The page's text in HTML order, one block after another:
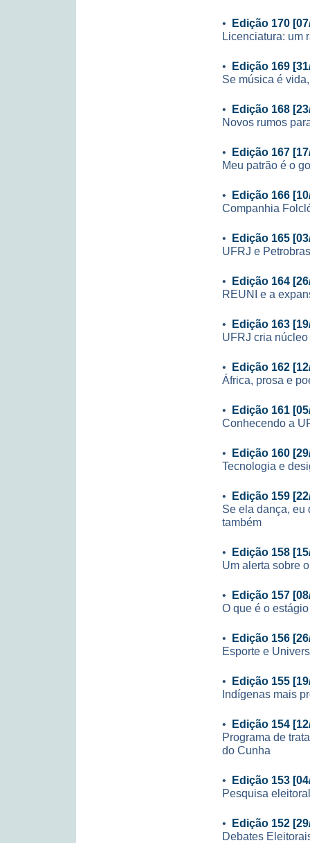
• Edição 170
Licenciatura: um
• Edição 169
Se música é
• Edição 168
Novos rumos
• Edição 167
Meu patrão é o
• Edição 166
Companhia
• Edição 165
UFRJ e
• Edição 164
REUNI e a
• Edição 163
UFRJ cria
• Edição 162
África, prosa e
• Edição 161
Conhecendo a
• Edição 160
Tecnologia e
• Edição 159
Se ela dança, eu
também
• Edição 158
Um alerta sobre
• Edição 157
O que é o
• Edição 156
Esporte e
• Edição 155
Indígenas mais
• Edição 154
Programa de
do Cunha
• Edição 153
Pesquisa
• Edição 152
Debates